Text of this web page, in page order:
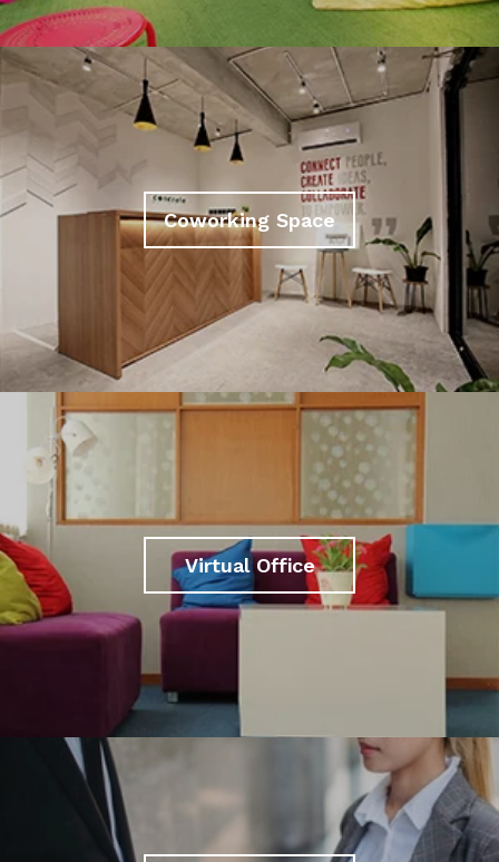
Coworking Space
Virtual Office